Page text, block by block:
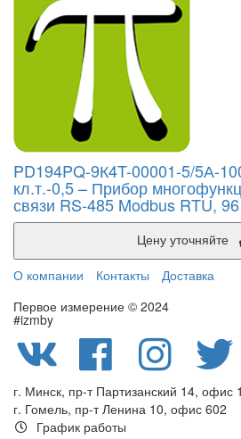
PD194PQ-9К4T-00001-5/5А-
кл.т.-0,5 – Прибор
связи RS-485 Modbus RTU,
О компании
Контакты
Доставка
Первое измерение © 2024
#izmby
г. Минск, пр-т Партизанский 14, офис
г. Гомель, пр-т Ленина 10, офис 602
График работы